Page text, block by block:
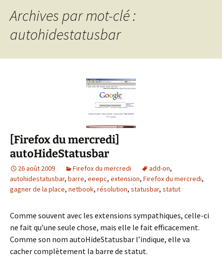
Archives par mot-clé :
autohidestatusbar
[Firefox du mercredi]
autoHideStatusbar
26 août 2009 Firefox du mercredi add-on,
autohidestatusbar, barre, eeepc, extension, Firefox du mercredi,
gagner de la place, netbook, résolution, statusbar, statut
Comme souvent avec les extensions sympathiques, celle-ci
ne fait qu’une seule chose, mais elle le fait efficacement.
Comme son nom autoHideStatusbar l’indique, elle va
cacher complètement la barre de statut.